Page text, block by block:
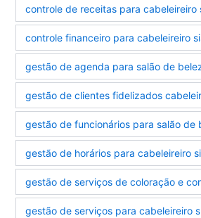
controle de receitas para cabeleireiro
controle financeiro para cabeleireiro
gestão de agenda para salão de
gestão de clientes fidelizados
gestão de funcionários para salão de
gestão de horários para cabeleireiro
gestão de serviços de coloração e
gestão de serviços para cabeleireiro